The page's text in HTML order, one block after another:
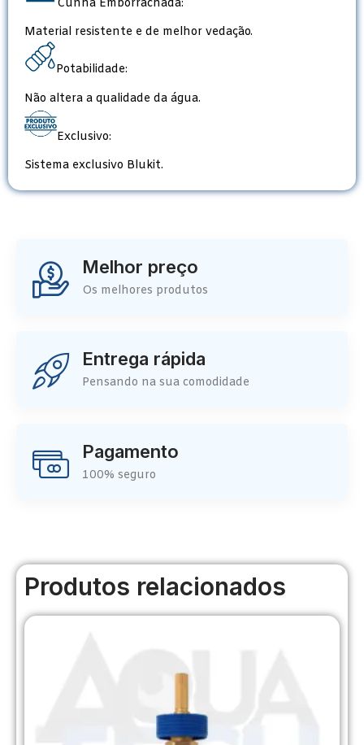
Cunha Emborrachada:
Material resistente e de melhor vedação.
Potabilidade:
Não altera a qualidade da água.
Exclusivo:
Sistema exclusivo Blukit.
Melhor preço
Os melhores produtos
Entrega rápida
Pensando na sua comodidade
Pagamento
100% seguro
Produtos relacionados